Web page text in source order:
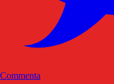
Commenta